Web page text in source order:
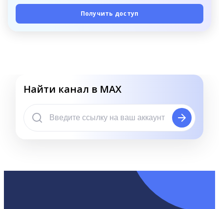
Получить доступ
Найти канал в MAX